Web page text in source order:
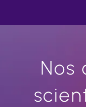
Nos